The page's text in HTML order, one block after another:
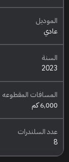
الموديل
عادي
السنة
2023
المسافات المقطوعه
6,000 كم
عدد السلندرات
8